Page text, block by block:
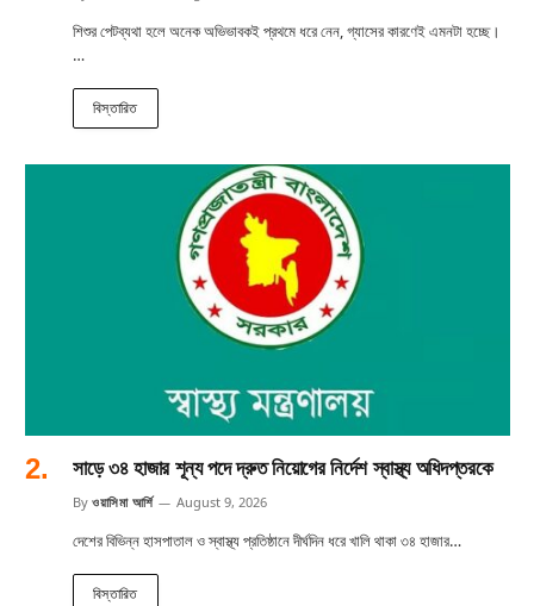
শিশুর পেটব্যথা হলে অনেক অভিভাবকই প্রথমে ধরে নেন, গ্যাসের কারণেই এমনটা হচ্ছে।
…
বিস্তারিত
সাড়ে ৩৪ হাজার শূন্য পদে দ্রুত নিয়োগের নির্দেশ স্বাস্থ্য অধিদপ্তরকে
By ওয়াসিমা আর্শি August 9, 2026
দেশের বিভিন্ন হাসপাতাল ও স্বাস্থ্য প্রতিষ্ঠানে দীর্ঘদিন ধরে খালি থাকা ৩৪ হাজার…
বিস্তারিত